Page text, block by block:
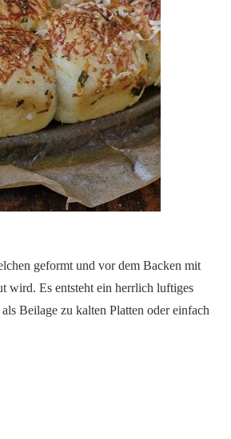
geformt und vor dem Backen mit
wird. Es entsteht ein herrlich luftiges
Beilage zu kalten Platten oder einfach